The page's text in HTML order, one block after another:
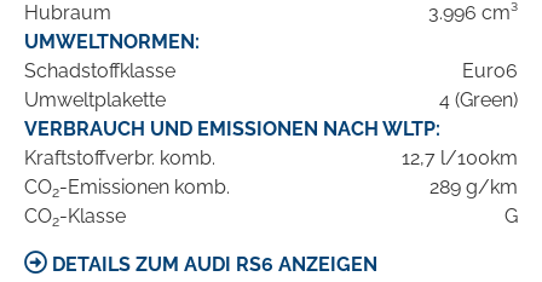
Hubraum
3.996 cm³
UMWELTNORMEN:
Schadstoffklasse
Euro6
Umweltplakette
4 (Green)
VERBRAUCH UND EMISSIONEN NACH WLTP:
Kraftstoffverbr. komb.
12,7 l/100km
CO2-Emissionen komb.
289 g/km
CO2-Klasse G
DETAILS ZUM AUDI RS6 ANZEIGEN